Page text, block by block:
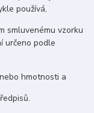
používá,
smluvenému vzorku
určeno podle
hmotnosti a